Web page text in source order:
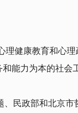
健康教育和心理
能力为本的社会
民政部和北京市